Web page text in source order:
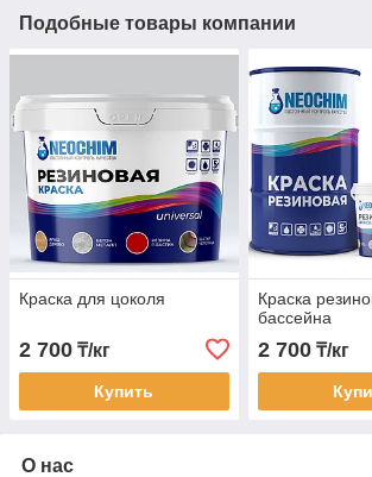
Подобные товары компании
Краска для цоколя
2 700 ₸/кг
Купить
Краска
бассейна
2 700₸/кг
О нас